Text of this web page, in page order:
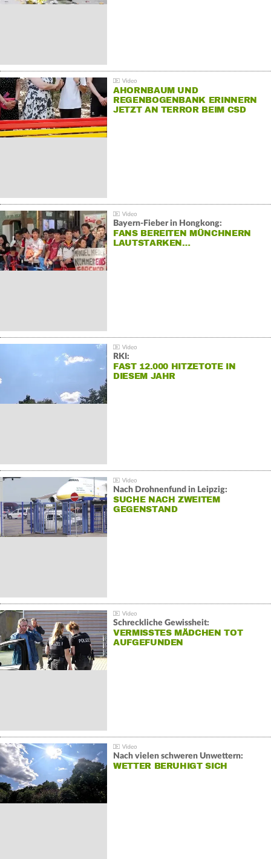
AHORNBAUM UND
REGENBOGENBANK ERINNERN
JETZT AN TERROR BEIM CSD
Bayern-Fieber in Hongkong:
FANS BEREITEN MÜNCHNERN
LAUTSTARKEN…
RKI:
FAST 12.000 HITZETOTE IN
DIESEM JAHR
Nach Drohnenfund in Leipzig:
SUCHE NACH ZWEITEM
GEGENSTAND
Schreckliche Gewissheit:
VERMISSTES MÄDCHEN TOT
AUFGEFUNDEN
Nach vielen schweren Unwettern:
WETTER BERUHIGT SICH